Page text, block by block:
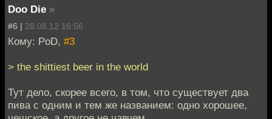
Doo Die »
#6 | 28.08.12 16:56
Кому: PoD, #3
> the shittiest beer in the world
Тут дело, скорее всего, в том, что существует два
пива с одним и тем же названием: одно хорошее,